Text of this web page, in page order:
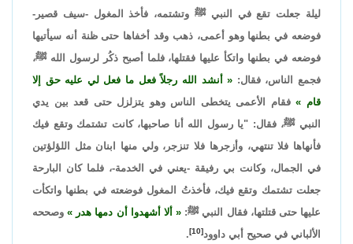
ليلة جعلت تقع في النبي ﷺ وتشتمه، فأخذ المغول -سيف قصير-
فوضعه في بطنها وهو أعمى، ذهب وقد أخفاها حتى ظنة أنه سيأتيها
فوضعه في بطنها واتكأ عليها فقتلها، فلما أصبح ذكُر لرسول الله ﷺ،
فجمع الناس، فقال:
أنشد الله رجلاً فعل ما فعل لي عليه حق إلا
قام
فقام الأعمى يتخطى الناس وهو يتزلزل حتى قعد بين يدي
النبي ﷺ، فقال: "يا رسول الله أنا صاحبها، كانت تشتمك وتقع فيك
فأنهاها فلا تنتهي، وأزجرها فلا تنزجر، ولي منها ابنان مثل اللؤلؤتين
في الجمال، وكانت بي رفيقة -يعني في الخدمة-، فلما كان البارحة
جعلت تشتمك وتقع فيك، فأخذتُ المغول فوضعته في بطنها واتكأت
عليها حتى قتلتها، فقال النبي ﷺ:
ألا أشهدوا أن دمها هدر
وصححه
الألباني في صحيح أبي داوود[10]
.